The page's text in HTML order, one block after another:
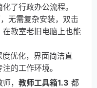
了行政办公流程。
无需复杂安装，双击
教室老旧电脑上也能
度优化，界面简洁直
的工作环境。
， 教师工具箱1.3 都